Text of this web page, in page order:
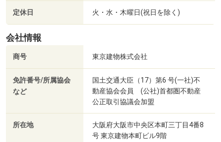
定休日 火・水・木曜日(祝日を除く)
会社情報
商号 東京建物株式会社
免許番号/所属協会
など
国土交通大臣（17）第6 号(一社)不
動産協会会員 (公社)首都圏不動産
公正取引協議会加盟
所在地
大阪府大阪市中央区本町三丁目4番8
号 東京建物本町ビル9階